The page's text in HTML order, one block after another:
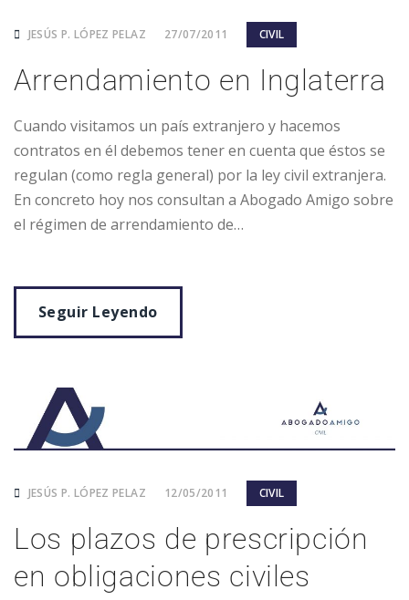
JESÚS P. LÓPEZ PELAZ 27/07/2011 CIVIL
Arrendamiento en Inglaterra
Cuando visitamos un país extranjero y hacemos
contratos en él debemos tener en cuenta que éstos se
regulan (como regla general) por la ley civil extranjera.
En concreto hoy nos consultan a Abogado Amigo sobre
el régimen de arrendamiento de…
Seguir Leyendo
JESÚS P. LÓPEZ PELAZ 12/05/2011 CIVIL
Los plazos de prescripción
en obligaciones civiles